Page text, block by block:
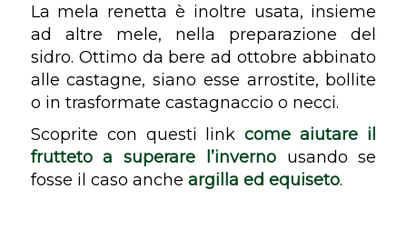
La mela renetta è inoltre usata, insieme
ad altre mele, nella preparazione del
sidro. Ottimo da bere ad ottobre abbinato
alle castagne, siano esse arrostite, bollite
o in trasformate castagnaccio o necci.
Scoprite con questi link come aiutare il
frutteto a superare l’invernousando se
fosse il caso anche argilla ed equiseto.